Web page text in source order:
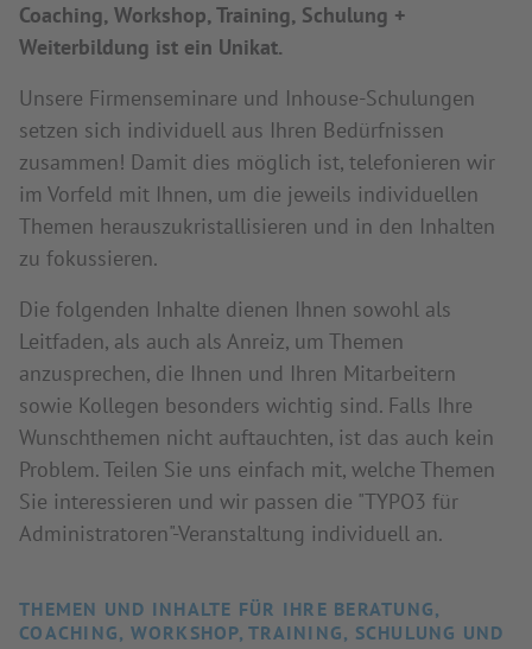
Coaching, Workshop, Training, Schulung +
Weiterbildung ist ein Unikat.
Unsere Firmenseminare und Inhouse-Schulungen
setzen sich individuell aus Ihren Bedürfnissen
zusammen! Damit dies möglich ist, telefonieren wir
im Vorfeld mit Ihnen, um die jeweils individuellen
Themen herauszukristallisieren und in den Inhalten
zu fokussieren.
Die folgenden Inhalte dienen Ihnen sowohl als
Leitfaden, als auch als Anreiz, um Themen
anzusprechen, die Ihnen und Ihren Mitarbeitern
sowie Kollegen besonders wichtig sind. Falls Ihre
Wunschthemen nicht auftauchten, ist das auch kein
Problem. Teilen Sie uns einfach mit, welche Themen
Sie interessieren und wir passen die "TYPO3 für
Administratoren"-Veranstaltung individuell an.
THEMEN UND INHALTE FÜR IHRE BERATUNG,
COACHING, WORKSHOP, TRAINING, SCHULUNG UND